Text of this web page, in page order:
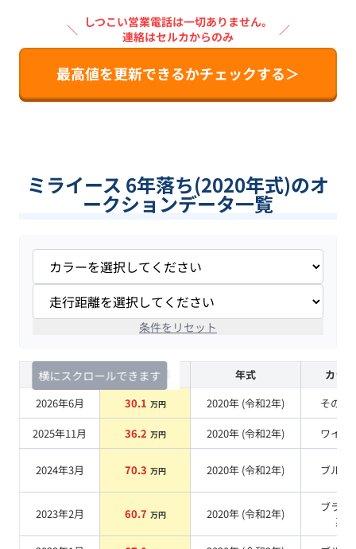
＼ しつこい営業電話は一切ありません。
連絡はセルカからのみ
／
最高値を更新できるかチェックする＞
ミライース 6年落ち(2020年式)のオ
ークションデータ一覧
条件をリセット
横にスクロールできます
査定時期 セルカ実績 年式
カラー
2026年6月
30.1 万円 2020年 (令和2年) その他
2025年11月
36.2 万円 2020年 (令和2年) ワイン
2024年3月 70.3 万円 2020年 (令和2年) ブルー
2023年2月 60.7 万円 2020年 (令和2年)
ブラウ
系